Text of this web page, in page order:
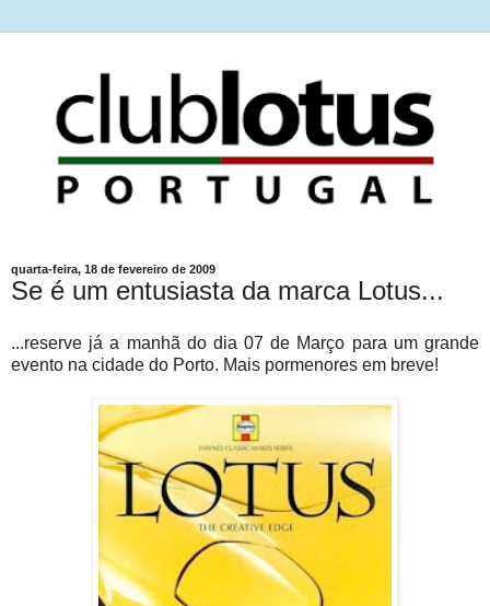
quarta-feira, 18 de fevereiro de 2009
Se é um entusiasta da marca Lotus...
...reserve já a manhã do dia 07 de Março para um grande
evento na cidade do Porto. Mais pormenores em breve!